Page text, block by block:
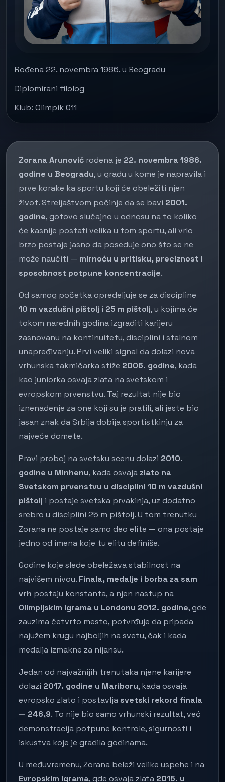
Rođena 22. novembra 1986. u Beogradu
Diplomirani filolog
Klub: Olimpik 011
Zorana Arunović rođena je 22. novembra 1986.
godine u Beogradu, u gradu u kome je napravila i
prve korake ka sportu koji će obeležiti njen
život. Streljaštvom počinje da se bavi 2001.
godine, gotovo slučajno u odnosu na to koliko
će kasnije postati velika u tom sportu, ali vrlo
brzo postaje jasno da poseduje ono što se ne
može naučiti — mirnoću u pritisku, preciznost i
sposobnost potpune koncentracije.
Od samog početka opredeljuje se za discipline
10 m vazdušni pištolj i 25 m pištolj, u kojima će
tokom narednih godina izgraditi karijeru
zasnovanu na kontinuitetu, disciplini i stalnom
unapređivanju. Prvi veliki signal da dolazi nova
vrhunska takmičarka stiže 2006. godine, kada
kao juniorka osvaja zlata na svetskom i
evropskom prvenstvu. Taj rezultat nije bio
iznenađenje za one koji su je pratili, ali jeste bio
jasan znak da Srbija dobija sportistkinju za
najveće domete.
Pravi proboj na svetsku scenu dolazi 2010.
godine u Minhenu, kada osvaja zlato na
Svetskom prvenstvu u disciplini 10 m vazdušni
pištolj i postaje svetska prvakinja, uz dodatno
srebro u disciplini 25 m pištolj. U tom trenutku
Zorana ne postaje samo deo elite — ona postaje
jedno od imena koje tu elitu definiše.
Godine koje slede obeležava stabilnost na
najvišem nivou. Finala, medalje i borba za sam
vrh postaju konstanta, a njen nastup na
Olimpijskim igrama u Londonu 2012. godine, gde
zauzima četvrto mesto, potvrđuje da pripada
najužem krugu najboljih na svetu, čak i kada
medalja izmakne za nijansu.
Jedan od najvažnijih trenutaka njene karijere
dolazi 2017. godine u Mariboru, kada osvaja
evropsko zlato i postavlja svetski rekord finala
— 246,9. To nije bio samo vrhunski rezultat, već
demonstracija potpune kontrole, sigurnosti i
iskustva koje je gradila godinama.
U međuvremenu, Zorana beleži velike uspehe i na
Evropskim igrama, gde osvaja zlata 2015. u